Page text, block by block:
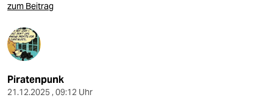
zum Beitrag
Piratenpunk
21.12.2025 , 09:12 Uhr